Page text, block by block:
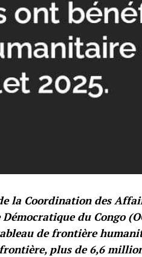
la Coordination des
du Congo
de frontière
plus de 6,6